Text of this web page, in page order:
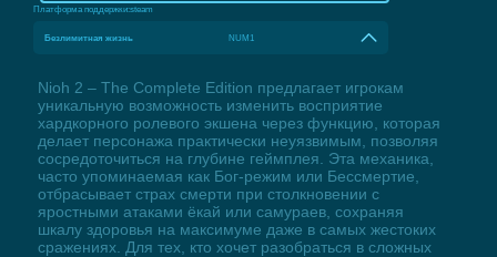
Платформа поддержки:steam
Безлимитная жизнь NUM1
Nioh 2 – The Complete Edition предлагает игрокам
уникальную возможность изменить восприятие
хардкорного ролевого экшена через функцию, которая
делает персонажа практически неуязвимым, позволяя
сосредоточиться на глубине геймплея. Эта механика,
часто упоминаемая как Бог-режим или Бессмертие,
отбрасывает страх смерти при столкновении с
яростными атаками ёкай или самураев, сохраняя
шкалу здоровья на максимуме даже в самых жестоких
сражениях. Для тех, кто хочет разобраться в сложных